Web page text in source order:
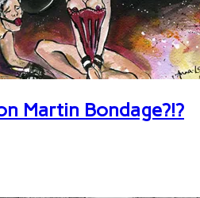
Martin Bondage?!?